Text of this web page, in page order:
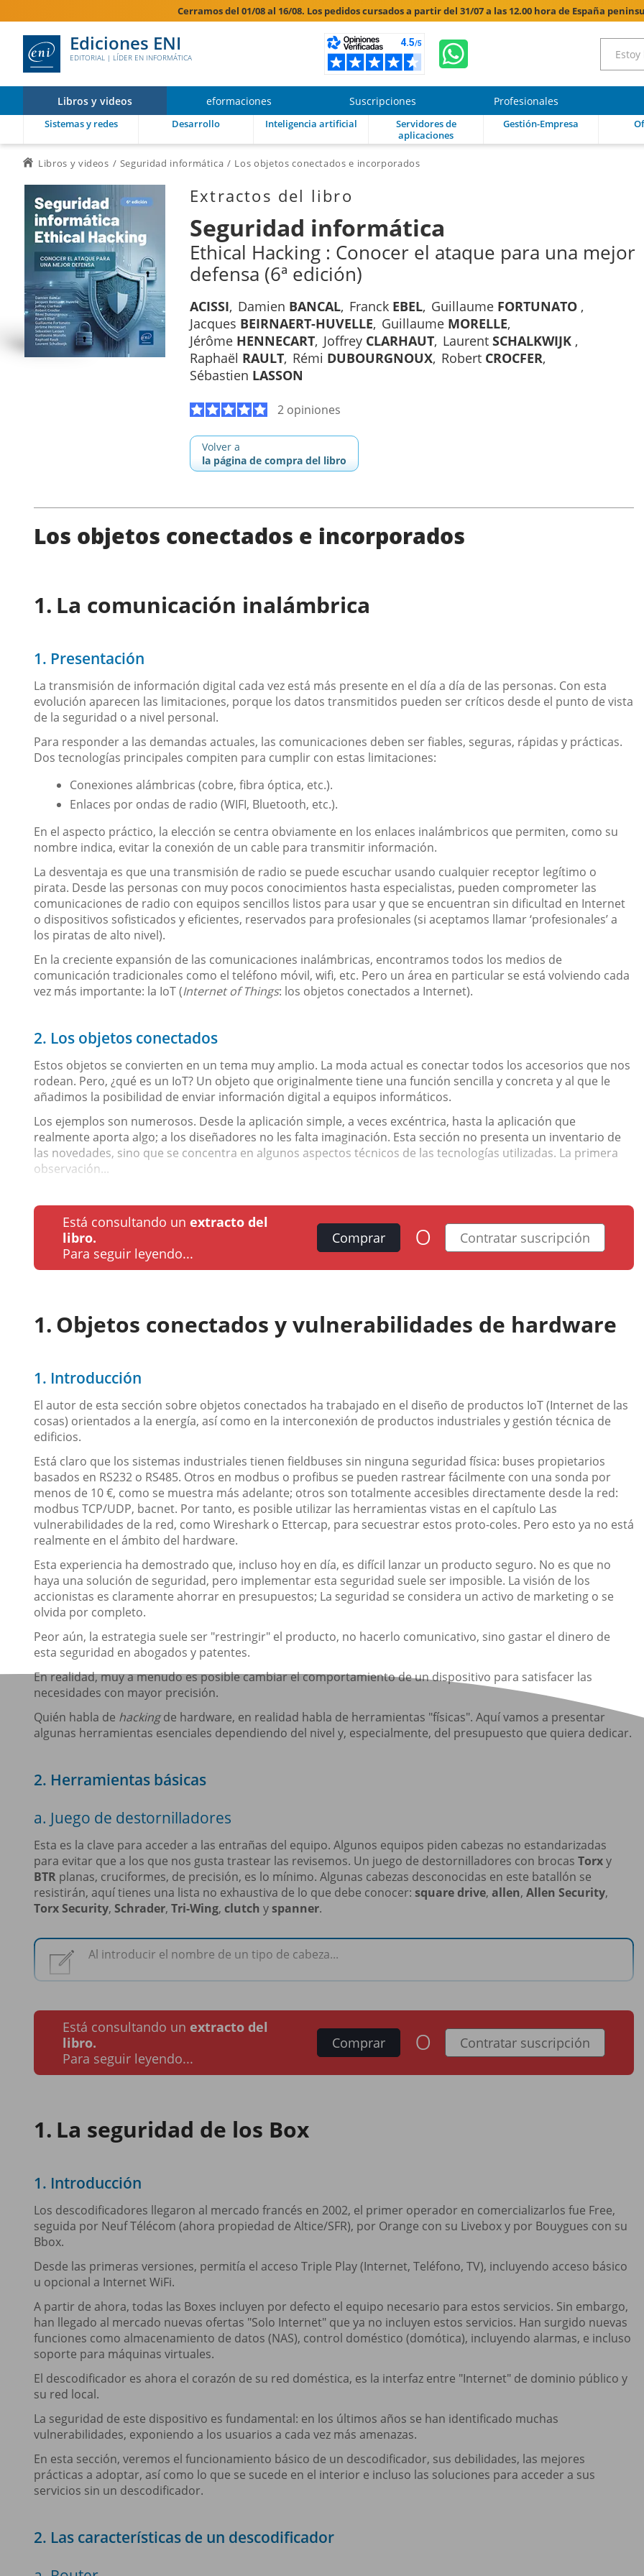
Cerramos del 01/08 al 16/08. Los pedidos cursados a partir del 31/07 a las 12.00 hora de España
Ediciones ENI
EDITORIAL | LÍDER EN INFORMÁTICA
Libros y videos eformaciones Suscripciones Profesionales
Sistemas y redes Desarrollo Inteligencia artificial
Servidores de
aplicaciones
Gestión-Empresa
Libros y videos Seguridad informática Los objetos conectados e incorporados
Extractos del libro
Seguridad informática
Ethical Hacking : Conocer el ataque para una mejor
defensa (6ª edición)
ACISSI Damien BANCAL Franck EBEL Guillaume FORTUNATO
Jacques BEIRNAERT-HUVELLE Guillaume MORELLE
Jérôme HENNECART Joffrey CLARHAUT Laurent SCHALKWIJK
Raphaël RAULT Rémi DUBOURGNOUX Robert CROCFER
Sébastien LASSON
2 opiniones
Volver a
la página de compra del libro
Los objetos conectados e incorporados
La comunicación inalámbrica
1. Presentación
La transmisión de información digital cada vez está más presente en el día a día de las personas. Con esta
evolución aparecen las limitaciones, porque los datos transmitidos pueden ser críticos desde el punto de vista
de la seguridad o a nivel personal.
Para responder a las demandas actuales, las comunicaciones deben ser fiables, seguras, rápidas y prácticas.
Dos tecnologías principales compiten para cumplir con estas limitaciones:
Conexiones alámbricas (cobre, fibra óptica, etc.).
Enlaces por ondas de radio (WIFI, Bluetooth, etc.).
En el aspecto práctico, la elección se centra obviamente en los enlaces inalámbricos que permiten, como su
nombre indica, evitar la conexión de un cable para transmitir información.
La desventaja es que una transmisión de radio se puede escuchar usando cualquier receptor legítimo o
pirata. Desde las personas con muy pocos conocimientos hasta especialistas, pueden comprometer las
comunicaciones de radio con equipos sencillos listos para usar y que se encuentran sin dificultad en Internet
o dispositivos sofisticados y eficientes, reservados para profesionales (si aceptamos llamar ‘profesionales’ a
los piratas de alto nivel).
En la creciente expansión de las comunicaciones inalámbricas, encontramos todos los medios de
comunicación tradicionales como el teléfono móvil, wifi, etc. Pero un área en particular se está volviendo cada
vez más importante: la IoT (Internet of Things: los objetos conectados a Internet).
2. Los objetos conectados
Estos objetos se convierten en un tema muy amplio. La moda actual es conectar todos los accesorios que nos
rodean. Pero, ¿qué es un IoT? Un objeto que originalmente tiene una función sencilla y concreta y al que le
añadimos la posibilidad de enviar información digital a equipos informáticos.
Los ejemplos son numerosos. Desde la aplicación simple, a veces excéntrica, hasta la aplicación que
realmente aporta algo; a los diseñadores no les falta imaginación. Esta sección no presenta un inventario de
las novedades, sino que se concentra en algunos aspectos técnicos de las tecnologías utilizadas. La primera
observación...
Está consultando un extracto del
libro.
Para seguir leyendo...
Comprar o Contratar suscripción
Objetos conectados y vulnerabilidades de hardware
1. Introducción
El autor de esta sección sobre objetos conectados ha trabajado en el diseño de productos IoT (Internet de las
cosas) orientados a la energía, así como en la interconexión de productos industriales y gestión técnica de
edificios.
Está claro que los sistemas industriales tienen fieldbuses sin ninguna seguridad física: buses propietarios
basados en RS232 o RS485. Otros en modbus o profibus se pueden rastrear fácilmente con una sonda por
menos de 10 €, como se muestra más adelante; otros son totalmente accesibles directamente desde la red:
modbus TCP/UDP, bacnet. Por tanto, es posible utilizar las herramientas vistas en el capítulo Las
vulnerabilidades de la red, como Wireshark o Ettercap, para secuestrar estos proto-coles. Pero esto ya no está
realmente en el ámbito del hardware.
Esta experiencia ha demostrado que, incluso hoy en día, es difícil lanzar un producto seguro. No es que no
haya una solución de seguridad, pero implementar esta seguridad suele ser imposible. La visión de los
accionistas es claramente ahorrar en presupuestos; La seguridad se considera un activo de marketing o se
olvida por completo.
Peor aún, la estrategia suele ser "restringir" el producto, no hacerlo comunicativo, sino gastar el dinero de
esta seguridad en abogados y patentes.
En realidad, muy a menudo es posible cambiar el comportamiento de un dispositivo para satisfacer las
necesidades con mayor precisión.
Quién habla de hackingde hardware, en realidad habla de herramientas "físicas". Aquí vamos a presentar
algunas herramientas esenciales dependiendo del nivel y, especialmente, del presupuesto que quiera dedicar.
2. Herramientas básicas
a. Juego de destornilladores
Esta es la clave para acceder a las entrañas del equipo. Algunos equipos piden cabezas no estandarizadas
para evitar que a los que nos gusta trastear las revisemos. Un juego de destornilladores con brocas Torxy
BTR planas, cruciformes, de precisión, es lo mínimo. Algunas cabezas desconocidas en este batallón se
resistirán, aquí tienes una lista no exhaustiva de lo que debe conocer: square drive, allen, Allen Security,
Torx Security, Schrader, Tri-Wing, clutch yspanner.
Al introducir el nombre de un tipo de cabeza...
Está consultando un extracto del
libro.
Para seguir leyendo...
Comprar o Contratar suscripción
La seguridad de los Box
1. Introducción
Los descodificadores llegaron al mercado francés en 2002, el primer operador en comercializarlos fue Free,
seguida por Neuf Télécom (ahora propiedad de Altice/SFR), por Orange con su Livebox y por Bouygues con su
Bbox.
Desde las primeras versiones, permitía el acceso Triple Play (Internet, Teléfono, TV), incluyendo acceso básico
u opcional a Internet WiFi.
A partir de ahora, todas las Boxes incluyen por defecto el equipo necesario para estos servicios. Sin embargo,
han llegado al mercado nuevas ofertas "Solo Internet" que ya no incluyen estos servicios. Han surgido nuevas
funciones como almacenamiento de datos (NAS), control doméstico (domótica), incluyendo alarmas, e incluso
soporte para máquinas virtuales.
El descodificador es ahora el corazón de su red doméstica, es la interfaz entre "Internet" de dominio público y
su red local.
La seguridad de este dispositivo es fundamental: en los últimos años se han identificado muchas
vulnerabilidades, exponiendo a los usuarios a cada vez más amenazas.
En esta sección, veremos el funcionamiento básico de un descodificador, sus debilidades, las mejores
prácticas a adoptar, así como lo que se sucede en el interior e incluso las soluciones para acceder a sus
servicios sin un descodificador.
2. Las características de un descodificador